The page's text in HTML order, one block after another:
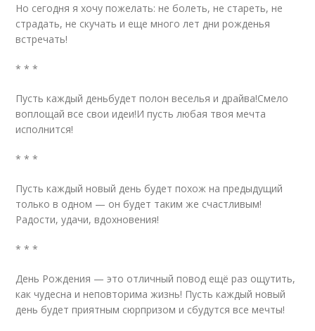
Но сегодня я хочу пожелать: не болеть, не стареть, не
страдать, не скучать и еще много лет дни рожденья
встречать!
* * *
Пусть каждый деньбудет полон веселья и драйва!Смело
воплощай все свои идеи!И пусть любая твоя мечта
исполнится!
* * *
Пусть каждый новый день будет похож на предыдущий
только в одном — он будет таким же счастливым!
Радости, удачи, вдохновения!
* * *
День Рождения — это отличный повод ещё раз ощутить,
как чудесна и неповторима жизнь! Пусть каждый новый
день будет приятным сюрпризом и сбудутся все мечты!